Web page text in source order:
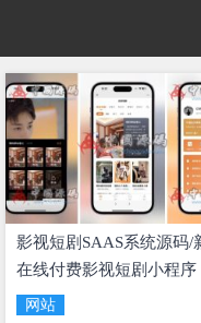
正
影视短剧SAAS系统源码/
在线付费影视短剧小程序
网站